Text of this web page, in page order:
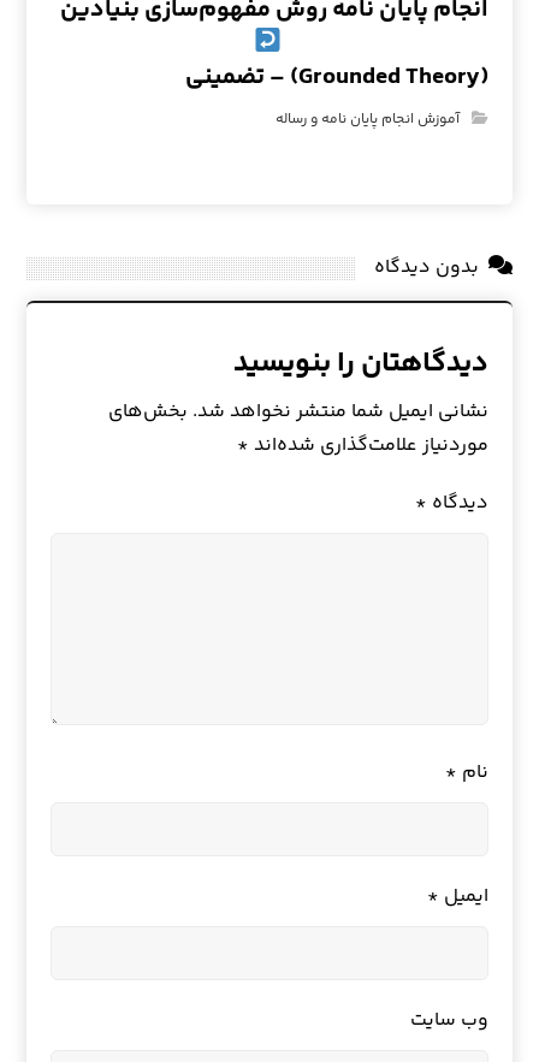
انجام پایان نامه روش مفهوم‌سازی بنیادین
(Grounded Theory) – تضمینی
آموزش انجام پایان نامه و رساله
بدون دیدگاه
دیدگاهتان را بنویسید
نشانی ایمیل شما منتشر نخواهد شد. بخش‌های
موردنیاز علامت‌گذاری شده‌اند *
دیدگاه *
نام *
ایمیل *
وب‌ سایت